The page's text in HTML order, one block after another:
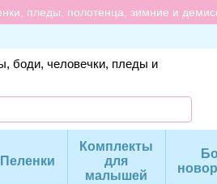
пледы, полотенца, зимние и
боди, человечки, пледы и
Пеленки
Комплекты
для
малышей